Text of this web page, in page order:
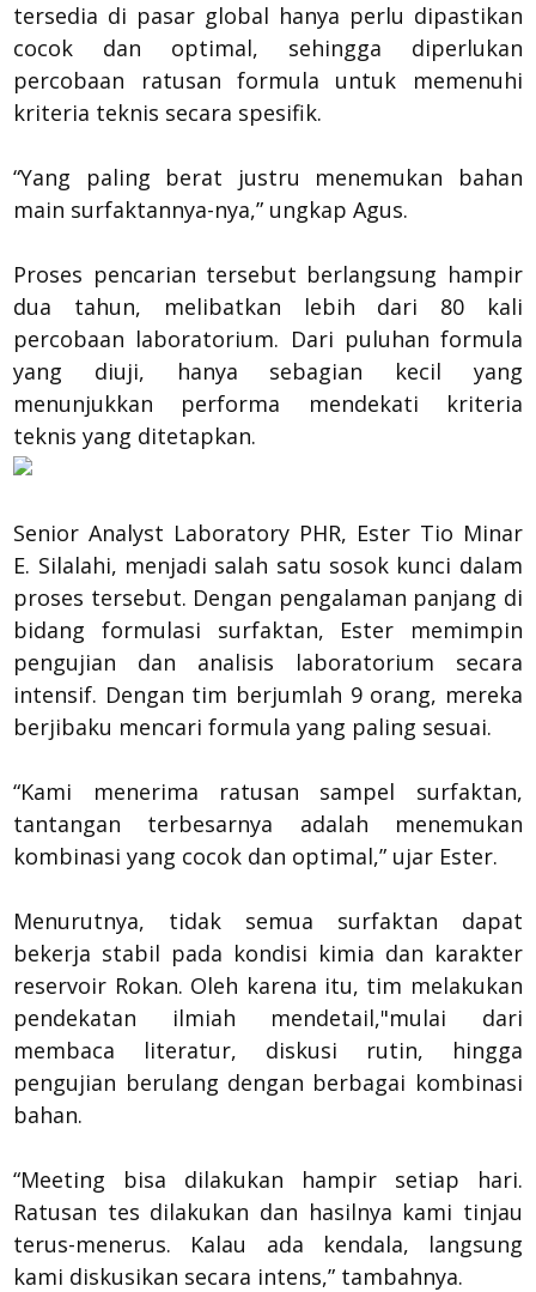
tersedia di pasar global hanya perlu dipastikan
cocok dan optimal, sehingga diperlukan
percobaan ratusan formula untuk memenuhi
kriteria teknis secara spesifik.
“Yang paling berat justru menemukan bahan
main surfaktannya-nya,” ungkap Agus.
Proses pencarian tersebut berlangsung hampir
dua tahun, melibatkan lebih dari 80 kali
percobaan laboratorium. Dari puluhan formula
yang diuji, hanya sebagian kecil yang
menunjukkan performa mendekati kriteria
teknis yang ditetapkan.
Senior Analyst Laboratory PHR, Ester Tio Minar
E. Silalahi, menjadi salah satu sosok kunci dalam
proses tersebut. Dengan pengalaman panjang di
bidang formulasi surfaktan, Ester memimpin
pengujian dan analisis laboratorium secara
intensif. Dengan tim berjumlah 9 orang, mereka
berjibaku mencari formula yang paling sesuai.
“Kami menerima ratusan sampel surfaktan,
tantangan terbesarnya adalah menemukan
kombinasi yang cocok dan optimal,” ujar Ester.
Menurutnya, tidak semua surfaktan dapat
bekerja stabil pada kondisi kimia dan karakter
reservoir Rokan. Oleh karena itu, tim melakukan
pendekatan ilmiah mendetail,"mulai dari
membaca literatur, diskusi rutin, hingga
pengujian berulang dengan berbagai kombinasi
bahan.
“Meeting bisa dilakukan hampir setiap hari.
Ratusan tes dilakukan dan hasilnya kami tinjau
terus-menerus. Kalau ada kendala, langsung
kami diskusikan secara intens,” tambahnya.